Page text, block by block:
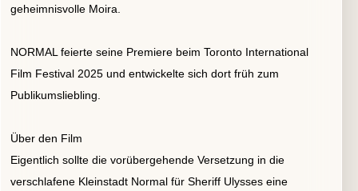
geheimnisvolle Moira.
NORMAL feierte seine Premiere beim Toronto International
Film Festival 2025 und entwickelte sich dort früh zum
Publikumsliebling.
Über den Film
Eigentlich sollte die vorübergehende Versetzung in die
verschlafene Kleinstadt Normal für Sheriff Ulysses eine